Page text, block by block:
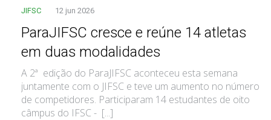
JIFSC 12 jun 2026
ParaJIFSC cresce e reúne 14 atletas
em duas modalidades
A 2ª edição do ParaJIFSC aconteceu esta semana
juntamente com o JIFSC e teve um aumento no número
de competidores. Participaram 14 estudantes de oito
câmpus do IFSC - [...]